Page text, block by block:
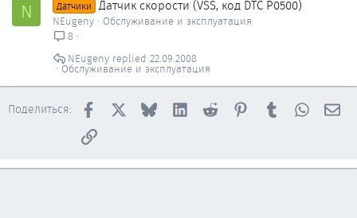
N Датчики Датчик скорости (VSS, код DTC P0500)
NEugeny
Обслуживание и эксплуатация
8
Обслуживание и эксплуатация
22.09.2008
NEugeny
Поделиться: Facebook BlueskyLinkedInReddit PinterestTumblr
Ссылка